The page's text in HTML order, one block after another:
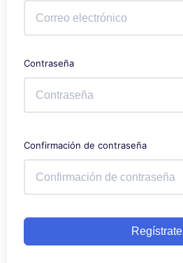
Contraseña
Confirmación de contraseña
Regístrate